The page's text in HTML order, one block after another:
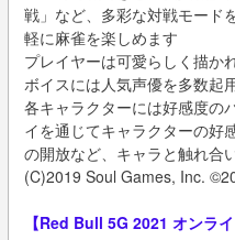
戦」など、多彩な対戦モード
軽に麻雀を楽しめます
プレイヤーは可愛らしく描か
ボイスには人気声優を多数起
各キャラクターには好感度の
イを通じてキャラクターの好
の開放など、キャラと触れ合
(C)2019 Soul Games, Inc.
【Red Bull 5G 2021 オンラ